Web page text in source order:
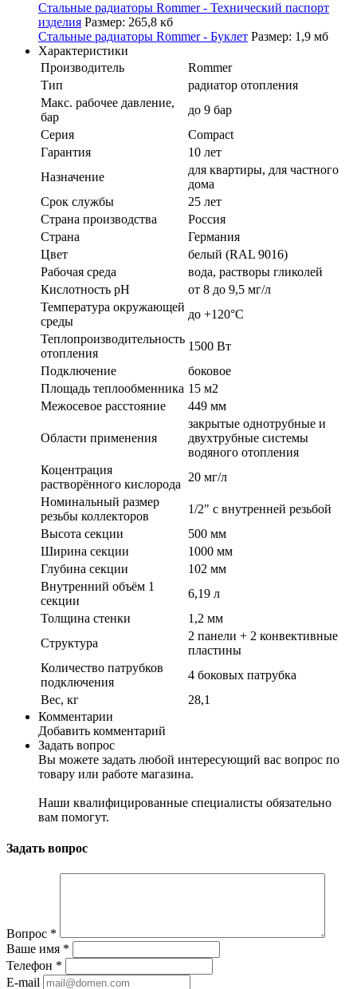
Стальные радиаторы Rommer - Технический паспорт
изделия Размер: 265,8 кб
Стальные радиаторы Rommer - Буклет Размер: 1,9 мб
Характеристики
Производитель
Rommer
Тип
радиатор отопления
Макс. рабочее давление,
бар
до 9 бар
Серия
Compact
Гарантия
10 лет
Назначение
для квартиры, для частного
дома
Срок службы
25 лет
Страна производства
Россия
Страна
Германия
Цвет
белый (RAL 9016)
Рабочая среда
вода, растворы гликолей
Кислотность pH
от 8 до 9,5 мг/л
Температура окружающей
среды
до +120°C
Теплопроизводительность
отопления
1500 Вт
Подключение
боковое
Площадь теплообменника 15 м2
Межосевое расстояние
449 мм
Области применения
закрытые однотрубные и
двухтрубные системы
водяного отопления
Коцентрация
растворённого кислорода
20 мг/л
Номинальный размер
резьбы коллекторов
1/2" с внутренней резьбой
Высота секции
500 мм
Ширина секции
1000 мм
Глубина секции
102 мм
Внутренний объём 1
секции
6,19 л
Толщина стенки
1,2 мм
Структура
2 панели + 2 конвективные
пластины
Количество патрубков
подключения
4 боковых патрубка
Вес, кг
28,1
Комментарии
Добавить комментарий
Задать вопрос
Вы можете задать любой интересующий вас вопрос по
товару или работе магазина.
Наши квалифицированные специалисты обязательно
вам помогут.
Задать вопрос
Вопрос *
Ваше имя *
Телефон *
E-mail